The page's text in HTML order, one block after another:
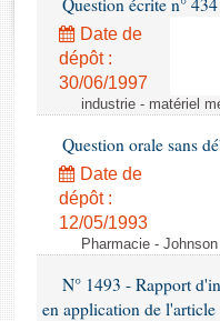
Rapports d'enquête
Rapports législatifs
Rapports sur l'application
Baromètre de
Dossiers législatifs
Budget et sécurité sociale
Questions écrites et
Comptes rendus des
Question écrite n°
Date de
dépôt :
30/06/1997
industrie - matériel
Question orale sans
Date de
dépôt :
12/05/1993
Pharmacie -
N° 1493 - Rapport
en application de l'article